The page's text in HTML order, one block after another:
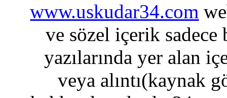
www.uskudar34.com
ve sözel içerik sadece
yazılarında yer alan
veya alıntı(kaynak